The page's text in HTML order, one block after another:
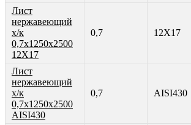
Лист
нержавеющий
х/к
0,7х1250х2500
12Х17
0,7 12Х17
Лист
нержавеющий
х/к
0,7х1250х2500
AISI430
0,7 AISI430